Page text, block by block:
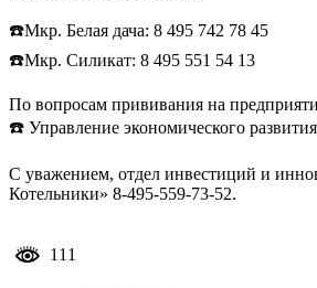
☎️Мкр. Белая дача: 8 495 742 78 45
☎️Мкр. Силикат: 8 495 551 54 13
По вопросам прививания на
☎️ Управление экономического
С уважением, отдел инвестиций и
Котельники» 8-495-559-73-52.
111